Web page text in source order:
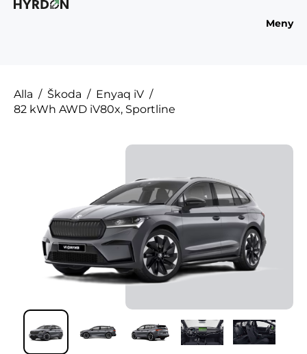
Meny
Alla Škoda
Enyaq iV
82 kWh AWD iV80x, Sportline